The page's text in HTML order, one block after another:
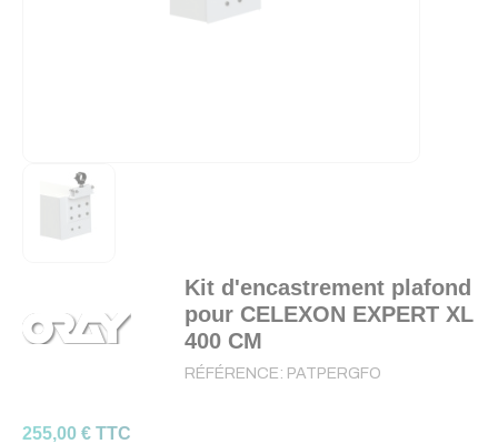
Kit d'encastrement plafond
pour CELEXON EXPERT XL
400 CM
RÉFÉRENCE: PATPERGFO
255,00 € TTC